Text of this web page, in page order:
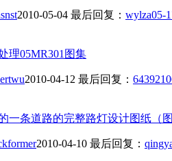
2010-05-04 最后回复： wylza05-
理05MR301图集
2010-04-12 最后回复： 643921
一条道路的完整路灯设计图纸（
2010-04-10 最后回复：